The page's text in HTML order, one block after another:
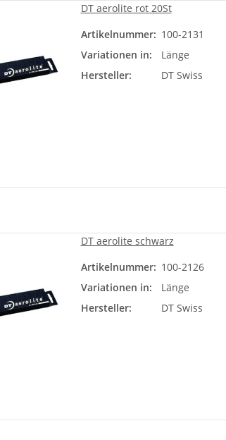
DT aerolite rot 20St
Artikelnummer: 100-2131
Variationen in:
Länge
Hersteller:
DT Swiss
DT aerolite schwarz
Artikelnummer: 100-2126
Variationen in:
Länge
Hersteller:
DT Swiss